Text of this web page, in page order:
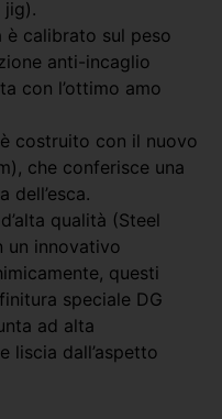
jig).
è calibrato sul peso
anti-incaglio
con l’ottimo amo
costruito con il nuovo
che conferisce una
dell’esca.
qualità (Steel
un innovativo
questi
speciale DG
ad alta
liscia dall’aspetto